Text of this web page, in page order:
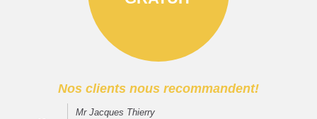
Nos clients nous recommandent!
Mr Jacques Thierry